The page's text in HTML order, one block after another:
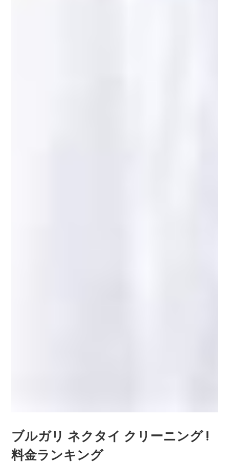
ブルガリ ネクタイ クリーニング !
料金ランキング